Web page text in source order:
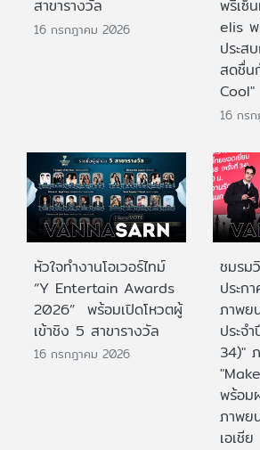
สาขารางวัล
16 กรกฎาคม 2026
พรีเซ็
elis พ
ประส
สดชื่น
Cool"
16 กร
หัวใจทำงานโอเวอร์ไทม์
“Y Entertain Awards
2026” พร้อมเปิดโหวตผู้
เข้าชิง 5 สาขารางวัล
16 กรกฎาคม 2026
ชมรม
ประก
ภาพย
ประจํ
34)"
พร้อม
ภาพย
เอเชีย